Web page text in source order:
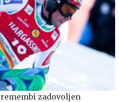
zadovoljen